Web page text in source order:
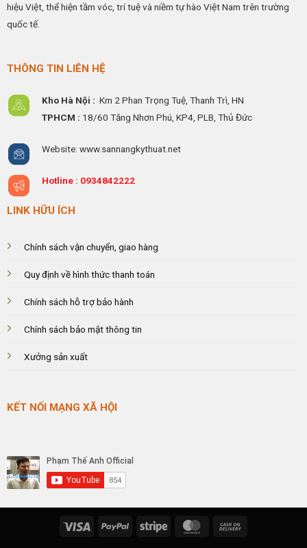
hiệu Việt, thể hiện tầm vóc, trí tuệ và niềm tự hào Việt Nam trên trường
quốc tế.
THÔNG TIN LIÊN HỆ
Kho Hà Nội : Km 2 Phan Trọng Tuệ, Thanh Trì, HN
TPHCM : 18/60 Tăng Nhơn Phú, KP4, PLB, Thủ Đức
Website: www.sannangkythuat.net
Hotline : 0934842222
LINK HỮU ÍCH
Chính sách vận chuyển, giao hàng
Quy định về hình thức thanh toán
Chính sách hỗ trợ bảo hành
Chính sách bảo mật thông tin
Xưởng sản xuất
KẾT NỐI MẠNG XÃ HỘI
Visa PayPal Stripe MasterCard